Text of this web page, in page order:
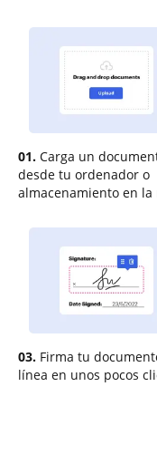
01. Carga un
desde tu ordenador o
almacenamiento en la
03. Firma tu
línea en unos pocos